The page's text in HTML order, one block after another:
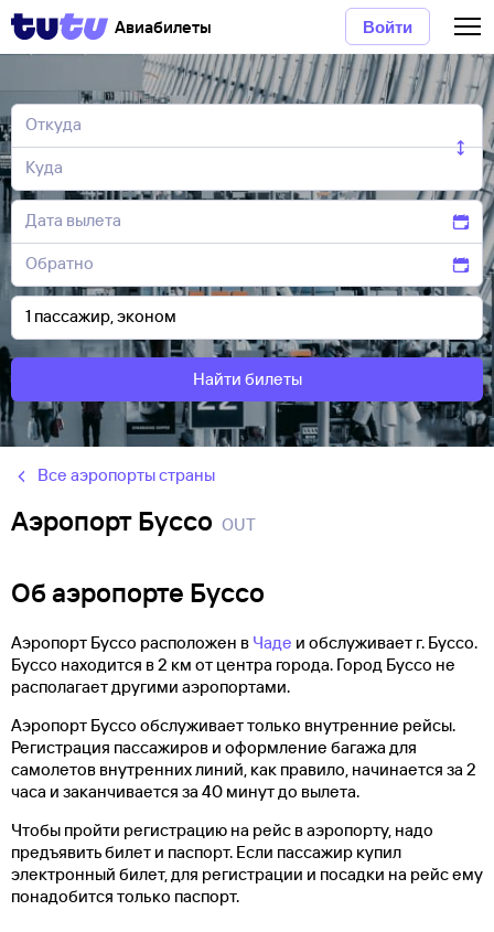
Авиабилеты Войти
Найти билеты
Все аэропорты страны
Аэропорт Буссо OUT
Об аэропорте Буссо
Аэропорт Буссо расположен в Чаде и обслуживает г. Буссо.
Буссо находится в 2 км от центра города. Город Буссо не
располагает другими аэропортами.
Аэропорт Буссо обслуживает только внутренние рейсы.
Регистрация пассажиров и оформление багажа для
самолетов внутренних линий, как правило, начинается за 2
часа и заканчивается за 40 минут до вылета.
Чтобы пройти регистрацию на рейс в аэропорту, надо
предъявить билет и паспорт. Если пассажир купил
электронный билет, для регистрации и посадки на рейс ему
понадобится только паспорт.